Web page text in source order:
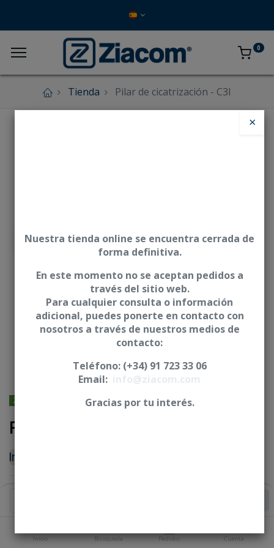
Inicio Búsqueda Pedidos Cuenta
0
Tienda Pilar de cicatrización - C3I
ZIMMER® BIOMET® - 3I - Osseotite
Pilar de cicatrización - C3I
Iniciar sesión
ALTURA GINGIVAL
×
Nuestra tienda online se encuentra cerrada de
forma definitiva.
En este momento no se aceptan pedidos a
través del sitio web.
Para cualquier consulta o información
adicional, puedes ponerte en contacto con
nosotros a través de nuestros medios de
contacto:
Teléfono: (+34) 91 723 33 06
Email:
Gracias por tu interés.